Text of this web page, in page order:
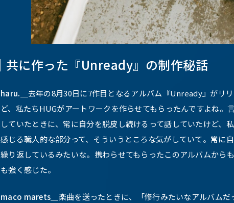
共に作った『Unready』の制作秘話
haru.＿ 去年の8月30日に7作目となるアルバム『Unready』がリ
ど、私たちHUGがアートワークを作らせてもらったんですよね。
していたときに、常に自分を脱皮し続けるって話していたけど、
感じる職人的な部分って、そういうところな気がしていて。常に
繰り返しているみたいな。携わらせてもらったこのアルバムから
も強く感じた。
maco marets＿ 楽曲を送ったときに、「修行みたいなアルバムだ